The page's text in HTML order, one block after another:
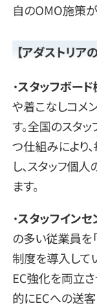
自のOMO施策
【アダストリア
・スタッフボー
や着こなしコメ
す。全国のスタ
つ仕組みにより
し、スタッフ個
ます。
・スタッフインセ
の多い従業員を
制度を導入して
EC強化を両立さ
的にECへの送